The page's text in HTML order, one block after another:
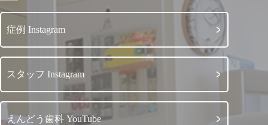
症例 Instagram
スタッフ Instagram
えんどう歯科 YouTube